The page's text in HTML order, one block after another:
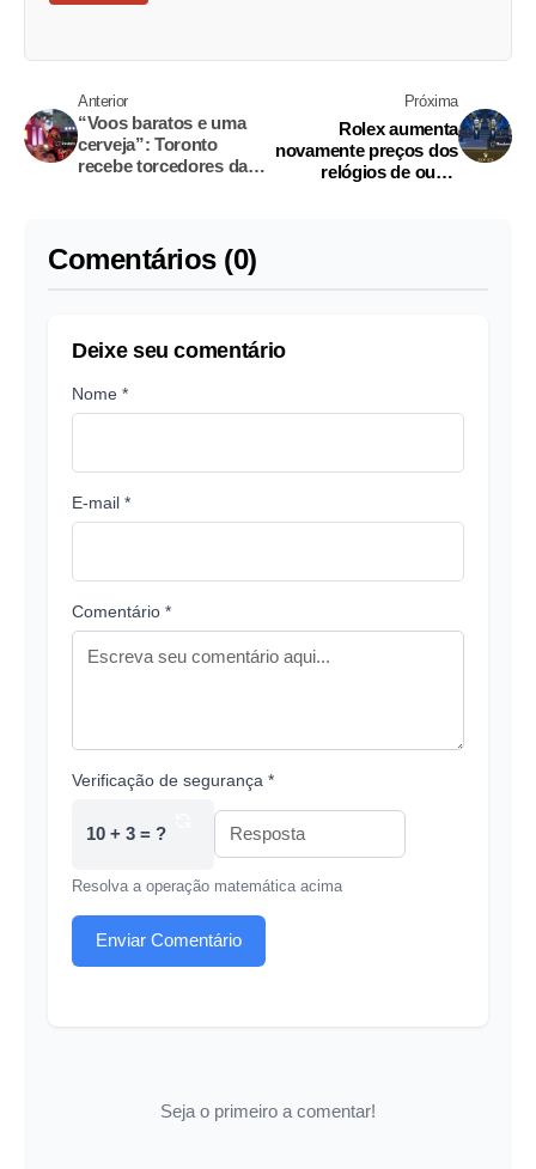
Anterior
“Voos baratos e uma
cerveja”: Toronto
recebe torcedores da
Próxima
Rolex aumenta
novamente preços dos
relógios de ouro;
Comentários (0)
Deixe seu comentário
Nome *
E-mail *
Comentário *
Verificação de segurança *
10 + 3 = ?
Resolva a operação matemática acima
Enviar Comentário
Seja o primeiro a comentar!